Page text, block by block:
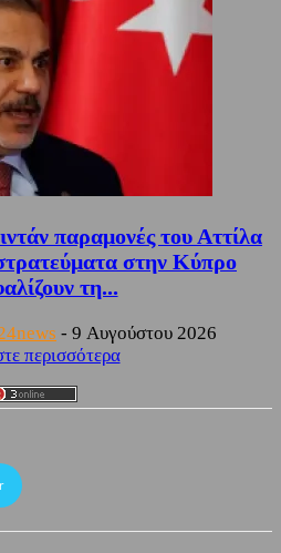
παραμονές του Αττίλα
στην Κύπρο
τη...
- 9 Αυγούστου 2026
περισσότερα